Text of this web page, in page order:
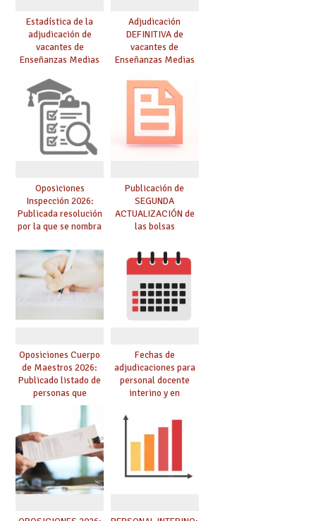
Estadística de la
adjudicación de
vacantes de
Enseñanzas Medias
Adjudicación
DEFINITIVA de
vacantes de
Enseñanzas Medias
Oposiciones
Inspección 2026:
Publicada resolución
por la que se nombra
prácticas, se regulan
dichas prácticas y se
convoca acto público
de adjudicación
Publicación de
SEGUNDA
ACTUALIZACIÓN de
las bolsas
Cuerpo de Maestros
de especialidades
convocadas a
oposición
Oposiciones Cuerpo
de Maestros 2026:
Publicado listado de
personas que
adquieren nueva
especialidad
Fechas de
adjudicaciones para
personal docente
interino y en
debes saber